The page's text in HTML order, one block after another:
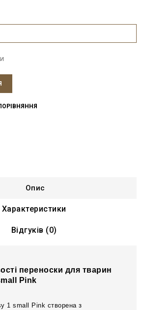
Опис
Характеристики
Відгуків (0)
переноски для тварин
Pink
1 small Pink створена з